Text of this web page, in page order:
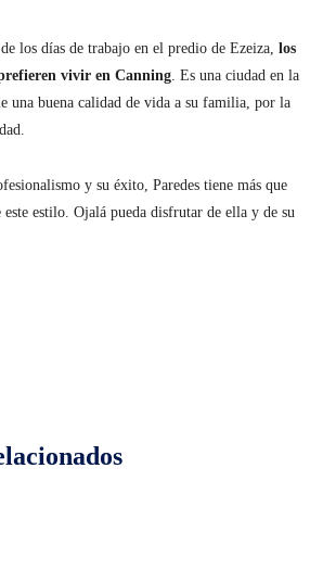
los días de trabajo en el predio de Ezeiza, los
vivir en Canning . Es una ciudad en la
una buena calidad de vida a su familia, por la
y su éxito, Paredes tiene más que
este estilo. Ojalá pueda disfrutar de ella y de su